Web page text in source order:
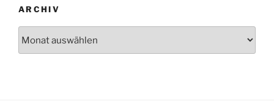
ARCHIV